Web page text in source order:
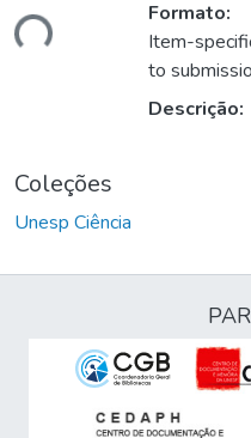
Formato:
Item-
to
Descrição:
Coleções
Unesp Ciência